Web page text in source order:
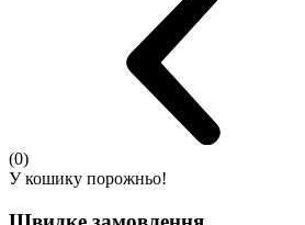
(0)
У кошику порожньо!